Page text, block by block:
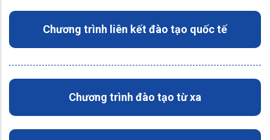
Chương trình liên kết đào tạo quốc tế
Chương trình đào tạo từ xa